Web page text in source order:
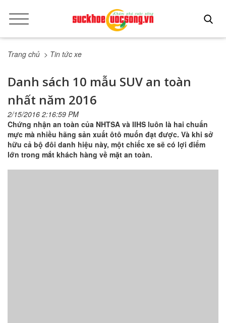
Trang chủ > Tin tức xe
Danh sách 10 mẫu SUV an toàn
nhất năm 2016
2/15/2016 2:16:59 PM
Chứng nhận an toàn của NHTSA và IIHS luôn là hai chuẩn
mực mà nhiều hãng sản xuất ôtô muốn đạt được. Và khi sở
hữu cả bộ đôi danh hiệu này, một chiếc xe sẽ có lợi điểm
lớn trong mắt khách hàng về mặt an toàn.